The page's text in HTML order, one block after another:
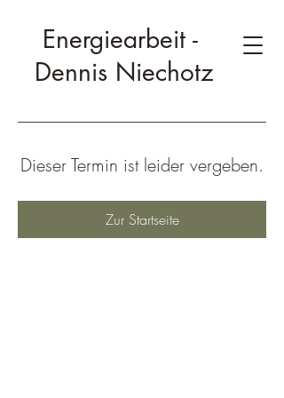
Energiearbeit -
Dennis Niechotz
Dieser Termin ist leider vergeben.
Zur Startseite